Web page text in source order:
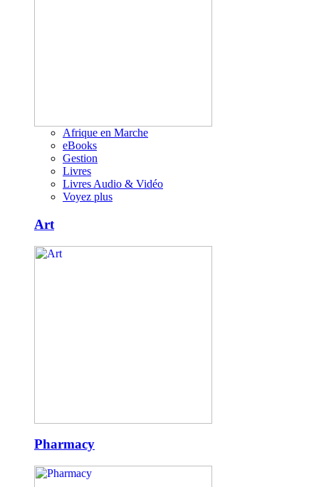
Afrique en Marche
eBooks
Gestion
Livres
Livres Audio & Vidéo
Voyez plus
Art
Pharmacy